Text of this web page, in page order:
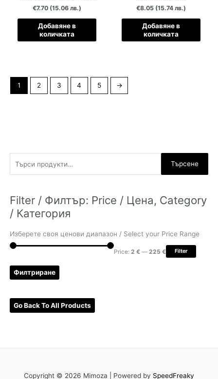
с
е
е
з
а
:
Търсене
Filter / Филтър: Price / Цена, Category
/ Категория
Изберете своя ценови диапазон / Select your Price Range
Filter
Price: 2 €— 225 €
Филтриране
Go Back To All Products
€7.70 (15.06 лв.)
Добавяне в
количката
€8.05 (15.74 лв.)
Добавяне в
количката
1 2 3 4 5 →
Copyright © 2026 Mimoza | Powered by SpeedFreaky